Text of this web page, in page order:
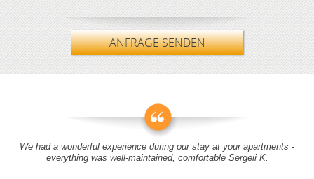
ANFRAGE SENDEN
We had a wonderful experience during our stay at your apartments -
everything was well-maintained, comfortable Sergeii K.